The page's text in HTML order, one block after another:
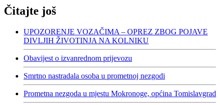
Čitajte još
UPOZORENJE VOZAČIMA – OPREZ ZBOG POJAVE
DIVLJIH ŽIVOTINJA NA KOLNIKU
Obavijest o izvanrednom prijevozu
Smrtno nastradala osoba u prometnoj nezgodi
Prometna nezgoda u mjestu Mokronoge, općina Tomislavgrad